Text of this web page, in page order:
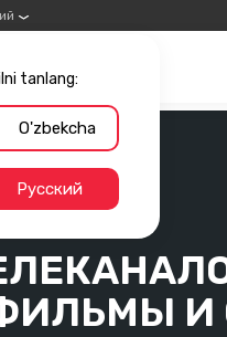
tanlang:
O'zbekcha
Русский
И